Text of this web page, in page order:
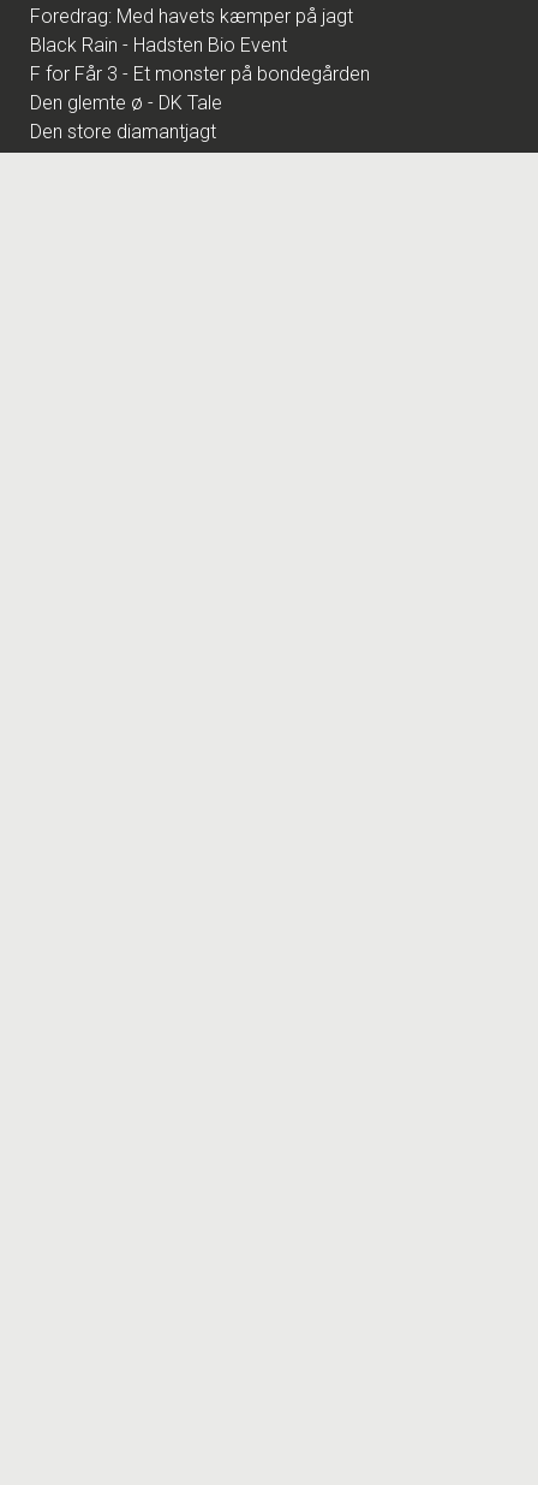
Foredrag: Med havets kæmper på jagt
Black Rain - Hadsten Bio Event
F for Får 3 - Et monster på bondegården
Den glemte ø - DK Tale
Den store diamantjagt
Foredrag: Kvantecomputeren